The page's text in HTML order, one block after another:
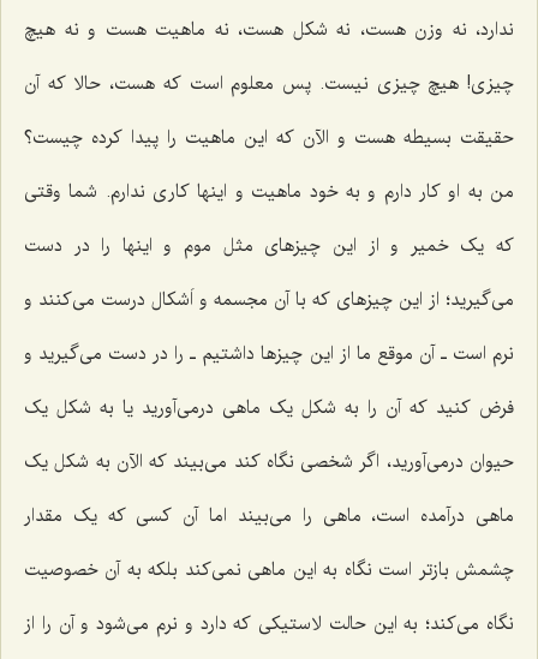
ندارد، نه وزن هست، نه شکل هست، نه ماهیت هست و نه هیچ
چیزی! هیچ چیزی نیست. پس معلوم است که هست، حالا که آن
حقیقت بسیطه هست و الآن که این ماهیت را پیدا کرده چیست؟
من به او کار دارم و به خود ماهیت و اینها کارى ندارم. شما وقتى
که یک خمیر و از این چیزهاى مثل موم و اینها را در دست
مى‌گیرید؛ از این چیزهاى که با آن مجسمه و اَشکال درست مى‌کنند و
نرم است ـ آن موقع ما از این چیزها داشتیم ـ را در دست مى‌گیرید و
فرض کنید که آن را به شکل یک ماهى درمى‌آورید یا به شکل یک
حیوان درمى‌آورید، اگر شخصى نگاه کند مى‌بیند که الآن به شکل یک
ماهى درآمده است، ماهی را می‌بیند اما آن کسی که یک مقدار
چشمش بازتر است نگاه به این ماهى نمى‌کند بلکه به آن خصوصیت
نگاه مى‌کند؛ به این حالت لاستیکى که دارد و نرم مى‌شود و آن را از